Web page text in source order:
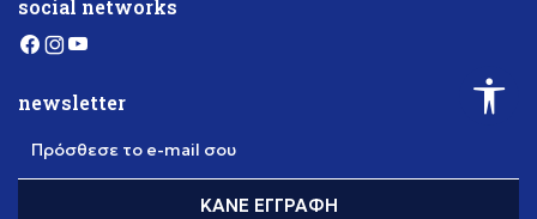
social networks
newsletter
Πρόσθεσε το e-mail σου
ΚΆΝΕ ΕΓΓΡΑΦΉ